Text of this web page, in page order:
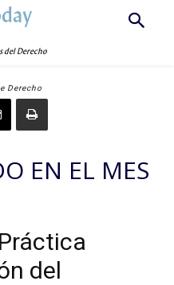
del Derecho
Derecho
EN EL MES
del